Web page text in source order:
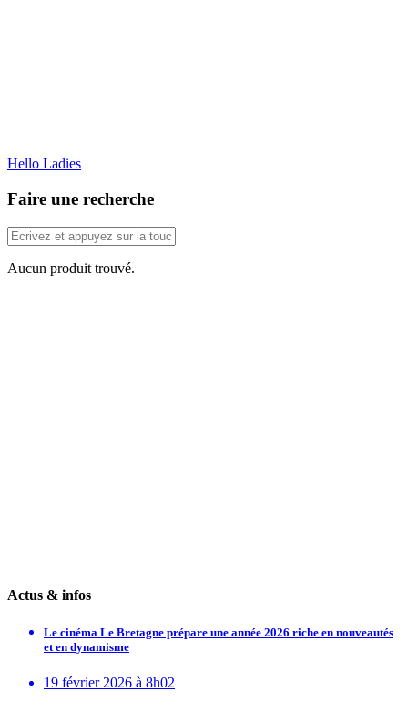
Hello Ladies
Faire une recherche
Aucun produit trouvé.
Actus & infos
Le cinéma Le Bretagne prépare une année 2026 riche en nouveautés
et en dynamisme
19 février 2026 à 8h02